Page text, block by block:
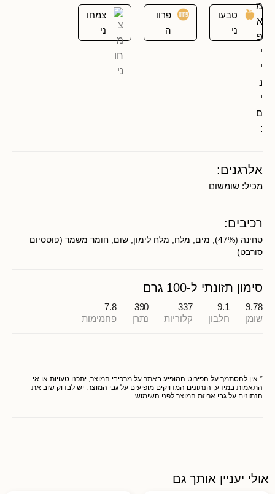
מ
א
פ
י
י
נ
י
ם
:
טבעו
ני
פרוו
ה
צמחו
ני
אלרגנים:
מכיל: שומשום
רכיבים:
טחינה (47%), מים, מלח, מלח לימון, שום, חומר משמר (פוטסיום
סורבט)
סימון תזונתי ל-100 גרם
9.78
שומן
9.1
חלבון
337
קלוריות
390
נתרן
7.8
פחמימות
* אין להסתמך על הפירוט המופיע באתר על מרכיבי המוצר, יתכנו טעויות או אי
התאמות במידע, הנתונים המדויקים מופיעים על גבי המוצר. יש לבדוק שוב את
הנתונים על גבי אריזת המוצר לפני השימוש.
אולי יעניין אותך גם